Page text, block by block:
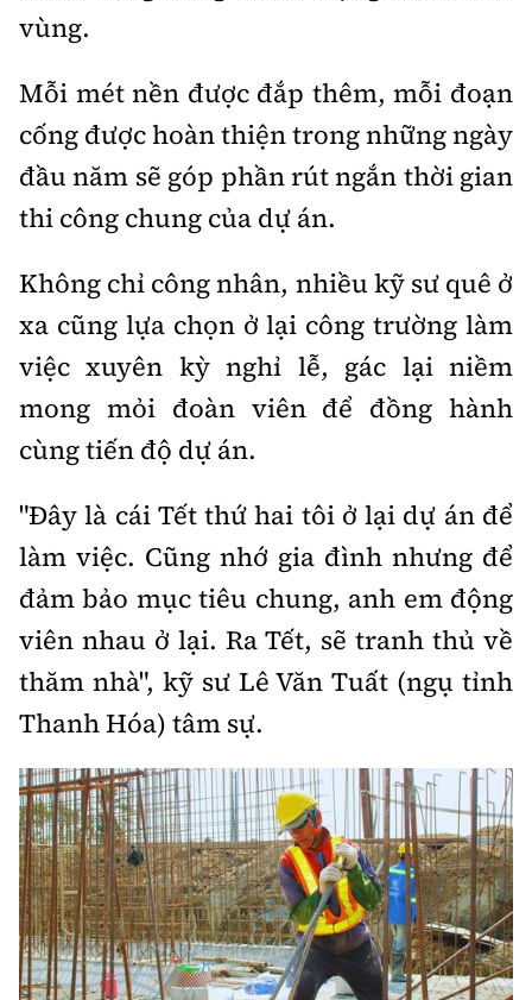
vùng.
Mỗi mét nền được đắp thêm, mỗi đoạn
cống được hoàn thiện trong những ngày
đầu năm sẽ góp phần rút ngắn thời gian
thi công chung của dự án.
Không chỉ công nhân, nhiều kỹ sư quê ở
xa cũng lựa chọn ở lại công trường làm
việc xuyên kỳ nghỉ lễ, gác lại niềm
mong mỏi đoàn viên để đồng hành
cùng tiến độ dự án.
"Đây là cái Tết thứ hai tôi ở lại dự án để
làm việc. Cũng nhớ gia đình nhưng để
đảm bảo mục tiêu chung, anh em động
viên nhau ở lại. Ra Tết, sẽ tranh thủ về
thăm nhà", kỹ sư Lê Văn Tuất (ngụ tỉnh
Thanh Hóa) tâm sự.